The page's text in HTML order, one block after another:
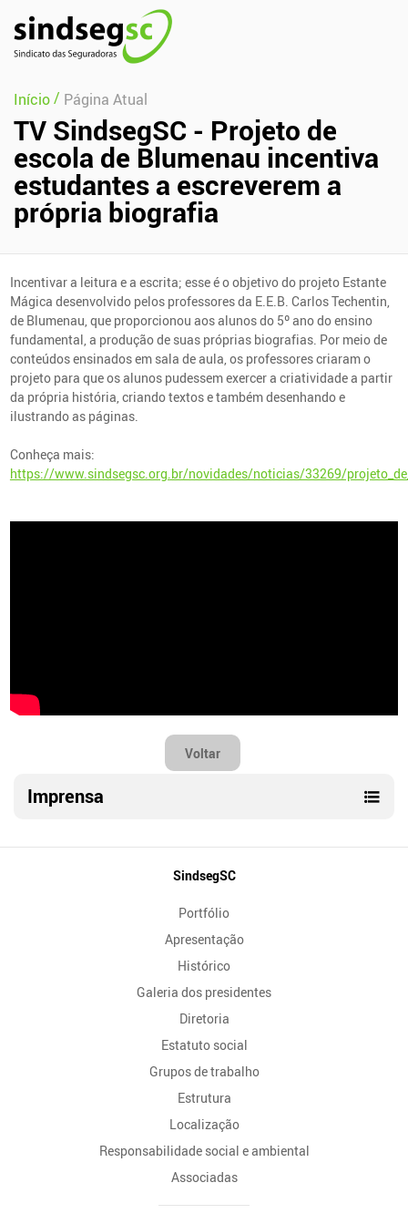
Pular Navegação (s)
Início/ Página Atual
TV SindsegSC - Projeto de
escola de Blumenau incentiva
estudantes a escreverem a
própria biografia
Incentivar a leitura e a escrita; esse é o objetivo do projeto Estante
Mágica desenvolvido pelos professores da E.E.B. Carlos Techentin,
de Blumenau, que proporcionou aos alunos do 5º ano do ensino
fundamental, a produção de suas próprias biografias. Por meio de
conteúdos ensinados em sala de aula, os professores criaram o
projeto para que os alunos pudessem exercer a criatividade a partir
da própria história, criando textos e também desenhando e
ilustrando as páginas.
Conheça mais:
https://www.sindsegsc.org.br/novidades/noticias/33269/
Voltar
Imprensa
SindsegSC
Portfólio
Apresentação
Histórico
Galeria dos presidentes
Diretoria
Estatuto social
Grupos de trabalho
Estrutura
Localização
Responsabilidade social e ambiental
Associadas